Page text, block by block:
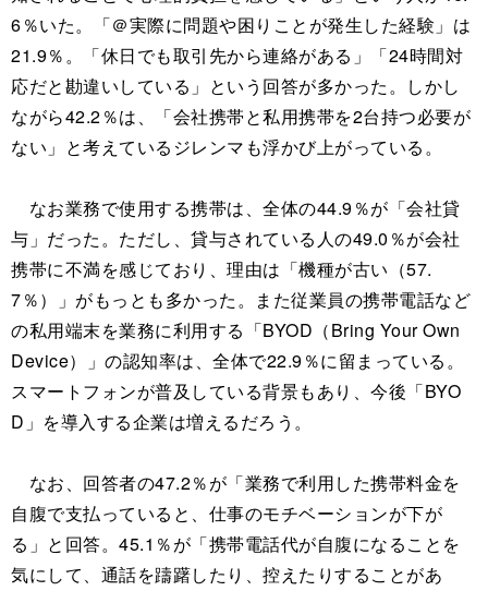
6％いた。「＠実際に問題や困りことが発生した経験」は
21.9％。「休日でも取引先から連絡がある」「24時間対
応だと勘違いしている」という回答が多かった。しかし
ながら42.2％は、「会社携帯と私用携帯を2台持つ必要が
ない」と考えているジレンマも浮かび上がっている。
なお業務で使用する携帯は、全体の44.9％が「会社貸
与」だった。ただし、貸与されている人の49.0％が会社
携帯に不満を感じており、理由は「機種が古い（57.
7％）」がもっとも多かった。また従業員の携帯電話など
の私用端末を業務に利用する「BYOD（Bring Your Own
Device）」の認知率は、全体で22.9％に留まっている。
スマートフォンが普及している背景もあり、今後「BYO
D」を導入する企業は増えるだろう。
なお、回答者の47.2％が「業務で利用した携帯料金を
自腹で支払っていると、仕事のモチベーションが下が
る」と回答。45.1％が「携帯電話代が自腹になることを
気にして、通話を躊躇したり、控えたりすることがあ